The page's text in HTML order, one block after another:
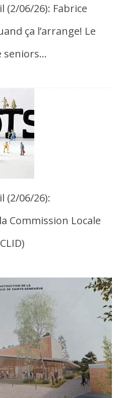
(2/06/26): Fabrice
ça l’arrange! Le
seniors…
(2/06/26):
Commission Locale